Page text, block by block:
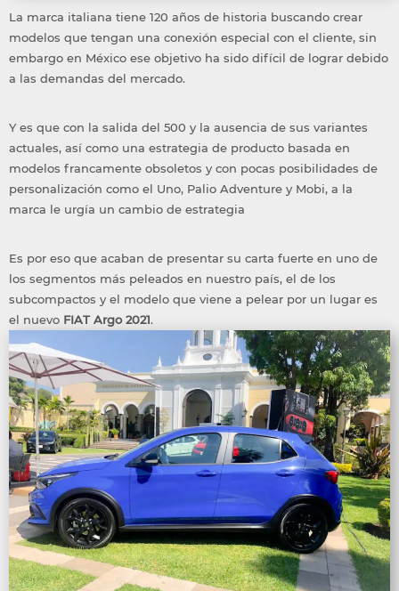
La marca italiana tiene 120 años de historia buscando crear
modelos que tengan una conexión especial con el cliente, sin
embargo en México ese objetivo ha sido difícil de lograr debido
a las demandas del mercado.
Y es que con la salida del 500 y la ausencia de sus variantes
actuales, así como una estrategia de producto basada en
modelos francamente obsoletos y con pocas posibilidades de
personalización como el Uno, Palio Adventure y Mobi, a la
marca le urgía un cambio de estrategia
Es por eso que acaban de presentar su carta fuerte en uno de
los segmentos más peleados en nuestro país, el de los
subcompactos y el modelo que viene a pelear por un lugar es
el nuevo FIAT Argo 2021.